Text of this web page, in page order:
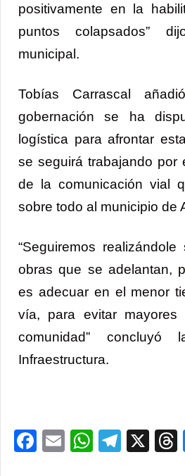
positivamente en la
puntos colapsados”
municipal.
Tobías Carrascal
gobernación se ha
logística para afrontar
se seguirá trabajando por
de la comunicación vial
sobre todo al municipio de
“Seguiremos
obras que se adelantan,
es adecuar en el menor
vía, para evitar mayores
comunidad” concluyó
Infraestructura.
Facebook
Email X